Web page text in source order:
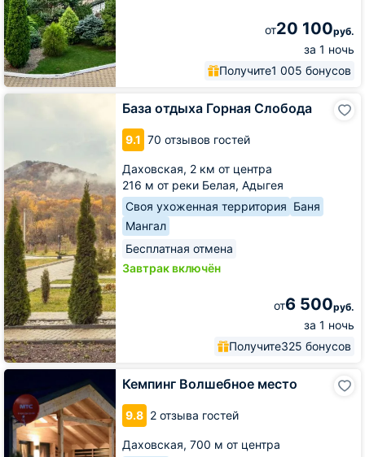
от20 100руб.
за 1 ночь
Получите1 005 бонусов
База отдыха Горная Слобода
9.1 70 отзывов гостей
Даховская, 2 км от центра
216 м от реки Белая, Адыгея
Своя ухоженная территория Баня
Мангал
Бесплатная отмена
Завтрак включён
от6 500руб.
за 1 ночь
Получите325 бонусов
База
Кемпинг Волшебное место
9.8 2 отзыва гостей
Даховская, 700 м от центра
Кемпинг
место